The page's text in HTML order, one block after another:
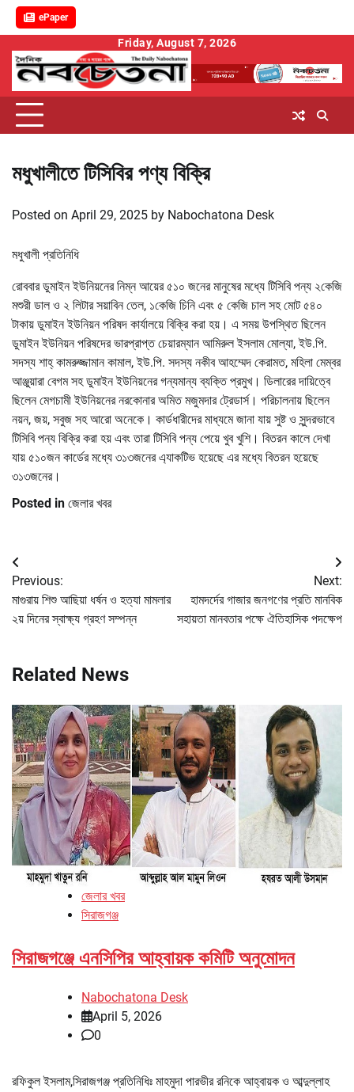
ePaper
content
Friday, August 7, 2026
মধুখালীতে টিসিবির পণ্য বিক্রি
Posted on April 29, 2025 by Nabochatona Desk
মধুখালী প্রতিনিধি
রোববার ডুমাইন ইউনিয়নের নিম্ন আয়ের ৫১০ জনের মানুষের মধ্যে টিসিবি পন্য ২কেজি
মশুরী ডাল ও ২ লিটার সয়াবিন তেল, ১কেজি চিনি এবং ৫ কেজি চাল সহ মোট ৫৪০
টাকায় ডুমাইন ইউনিয়ন পরিষদ কার্যালয়ে বিক্রি করা হয়। এ সময় উপস্থিত ছিলেন
ডুমাইন ইউনিয়ন পরিষদের ভারপ্রাপ্ত চেয়ারম্যান আমিরুল ইসলাম মোল্যা, ইউ.পি.
সদস্য শাহ্ কামরুজ্জামান কামাল, ইউ.পি. সদস্য নকীব আহম্মেদ কেরামত, মহিলা মেম্বর
আঞ্জুয়ারা বেগম সহ ডুমাইন ইউনিয়নের গন্যমান্য ব্যক্তি প্রমুখ। ডিলারের দায়িত্বে
ছিলেন মেগচামী ইউনিয়নের নরকোনার অমিত মজুমদার ট্রেডার্স। পরিচালনায় ছিলেন
নয়ন, জয়, সবুজ সহ আরো অনেকে। কার্ডধারীদের মাধ্যমে জানা যায় সুষ্ট ও সুন্দরভাবে
টিসিবি পন্য বিক্রি করা হয় এবং তারা টিসিবি পন্য পেয়ে খুব খুশি। বিতরন কালে দেখা
যায় ৫১০জন কার্ডের মধ্যে ৩১৩জনের এ্যাকটিভ হয়েছে এর মধ্যে বিতরন হয়েছে
৩১৩জনের।
Posted in জেলার খবর
Post
navigation
Previous:
মাগুরায় শিশু আছিয়া ধর্ষন ও হত্যা মামলার
২য় দিনের স্বাক্ষ্য গ্রহণ সম্পন্ন
Next:
হামদর্দের গাজার জনগণের প্রতি মানবিক
সহায়তা মানবতার পক্ষে ঐতিহাসিক পদক্ষেপ
Related News
জেলার খবর
সিরাজগঞ্জ
সিরাজগঞ্জে এনসিপির আহ্বায়ক কমিটি অনুমোদন
Nabochatona Desk
April 5, 2026
0
রফিকুল ইসলাম,সিরাজগঞ্জ প্রতিনিধিঃ মাহমুদা পারভীর রনিকে আহ্বায়ক ও আব্দুল্লাহ